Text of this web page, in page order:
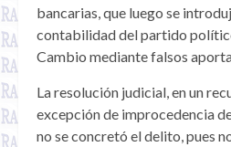
bancarias, que luego se
contabilidad del partido
Cambio mediante falsos
La resolución judicial, en un
excepción de improcedencia
no se concretó el delito, pues